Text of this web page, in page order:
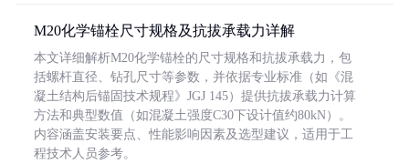
M20化学锚栓尺寸规格及抗拔承载力详解
本文详细解析M20化学锚栓的尺寸规格和抗拔承载力，包
括螺杆直径、钻孔尺寸等参数，并依据专业标准（如《混
凝土结构后锚固技术规程》JGJ 145）提供抗拔承载力计算
方法和典型数值（如混凝土强度C30下设计值约80kN）。
内容涵盖安装要点、性能影响因素及选型建议，适用于工
程技术人员参考。